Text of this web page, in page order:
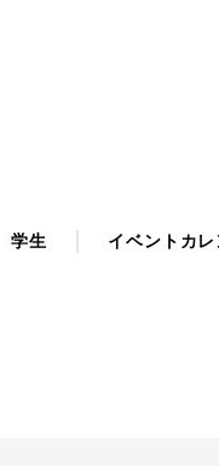
学生 イベントカ